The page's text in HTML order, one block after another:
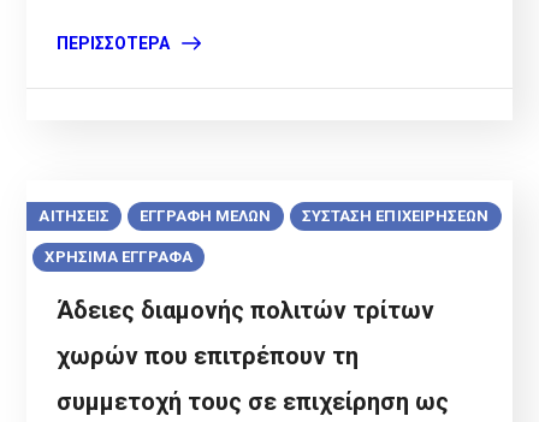
ΠΕΡΙΣΣΌΤΕΡΑ
ΑΙΤΗΣΕΙΣ ΕΓΓΡΑΦΗ ΜΕΛΩΝ ΣΥΣΤΑΣΗ ΕΠΙΧΕΙΡΗΣΕΩΝ
ΧΡΗΣΙΜΑ ΕΓΓΡΑΦΑ
Άδειες διαμονής πολιτών τρίτων
χωρών που επιτρέπουν τη
συμμετοχή τους σε επιχείρηση ως